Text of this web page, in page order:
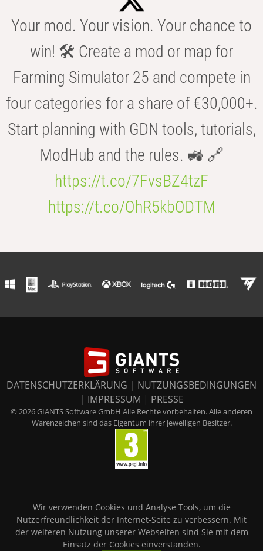
Your mod. Your vision. Your chance to
win! 🛠️ Create a mod or map for
Farming Simulator 25 and compete in
four categories for a share of €30,000+.
Start planning with GDN tools, tutorials,
ModHub and the rules. 🚜 🔗
https://t.co/7FvsBZ4tzF
https://t.co/OhR5kbODTM
DATENSCHUTZERKLÄRUNG | NUTZUNGSBEDINGUNGEN
| IMPRESSUM | PRESSE
© 2026 GIANTS Software GmbH Alle Rechte vorbehalten. Alle anderen
Warenzeichen sind das Eigentum ihrer jeweiligen Besitzer.
Wir verwenden Cookies und Analyse Tools, um die
Nutzerfreundlichkeit der Internet-Seite zu verbessern. Mit
der weiteren Nutzung unserer Webseiten sind Sie mit dem
Einsatz der Cookies einverstanden.